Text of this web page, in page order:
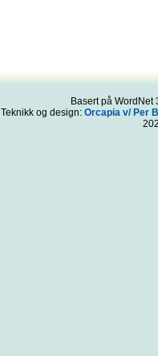
Basert på
Teknikk og design: Orcapia v/ Per